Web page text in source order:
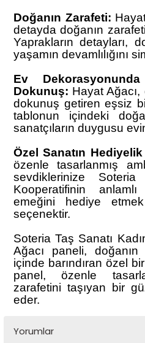
Doğanın Zarafeti:
detayda doğanın
Yaprakların detayları,
yaşamın devamlılığını
Ev
Dokunuş: Hayat
dokunuş getiren eşsiz
tablonun içindeki
sanatçıların duygusu
Özel Sanatın
özenle tasarlanmış
sevdiklerinize
Kooperatifinin
emeğini hediye
seçenektir.
Soteria Taş Sanatı
Ağacı paneli,
içinde barındıran özel
panel, özenle
zarafetini taşıyan bir
eder.
Yorumlar